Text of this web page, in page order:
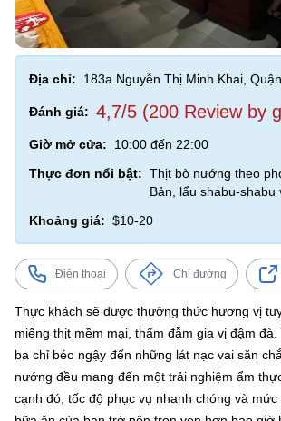
Địa chỉ: 183a Nguyễn Thị Minh Khai,
Đánh giá: 4,7/5 (200 Review by
Giờ mở cửa:
10:00 đến 22:00
Thực đơn nổi bật: Thịt bò nướng theo
Bản, lẩu shabu-shabu
Khoảng giá: $10-20
Điện thoại Chỉ đường
Thực khách sẽ được thưởng thức hương vị
miếng thịt mềm mại, thấm đẫm gia vị đậm
ba chỉ béo ngậy đến những lát nạc vai săn
nướng đều mang đến một trải nghiệm ẩm
cạnh đó, tốc độ phục vụ nhanh chóng và